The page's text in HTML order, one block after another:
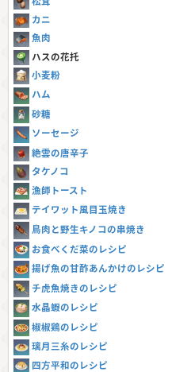
カニ
魚肉
ハスの花托
小麦粉
ハム
砂糖
ソーセージ
絶雲の唐辛子
タケノコ
漁師トースト
テイワット風目玉焼き
鳥肉と野生キノコの串焼き
お食べくだ菜のレシピ
揚げ魚の甘酢あんかけのレシピ
チ虎魚焼きのレシピ
水晶蝦のレシピ
椒椒鶏のレシピ
璃月三糸のレシピ
四方平和のレシピ